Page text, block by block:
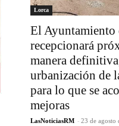
Lorca
El Ayuntamiento
recepcionará
manera
urbanización de
para lo que se
mejoras
LasNoticiasRM - 23 de agosto